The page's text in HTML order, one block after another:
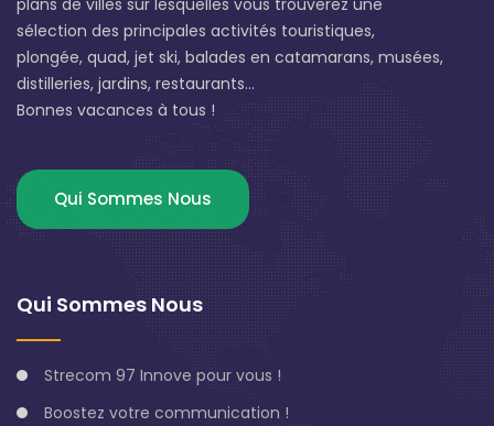
plans de villes sur lesquelles vous trouverez une
sélection des principales activités touristiques,
plongée, quad, jet ski, balades en catamarans, musées,
distilleries, jardins, restaurants...
Bonnes vacances à tous !
Qui Sommes Nous
Qui Sommes Nous
Strecom 97 Innove pour vous !
Boostez votre communication !